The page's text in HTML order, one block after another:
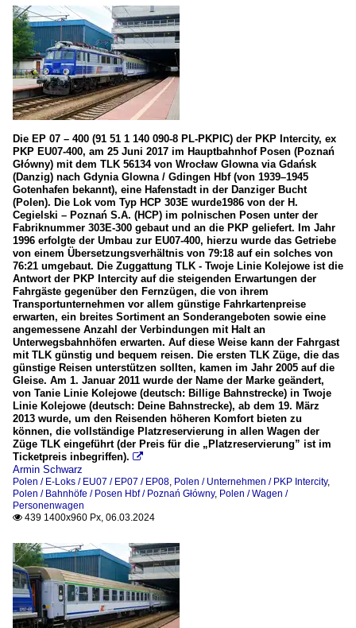
Die EP 07 – 400 (91 51 1 140 090-8 PL-PKPIC) der PKP Intercity, ex
PKP EU07-400, am 25 Juni 2017 im Hauptbahnhof Posen (Poznań
Główny) mit dem TLK 56134 von Wrocław Glowna via Gdańsk
(Danzig) nach Gdynia Glowna / Gdingen Hbf (von 1939–1945
Gotenhafen bekannt), eine Hafenstadt in der Danziger Bucht
(Polen). Die Lok vom Typ HCP 303E wurde1986 von der H.
Cegielski – Poznań S.A. (HCP) im polnischen Posen unter der
Fabriknummer 303E-300 gebaut und an die PKP geliefert. Im Jahr
1996 erfolgte der Umbau zur EU07-400, hierzu wurde das Getriebe
von einem Übersetzungsverhältnis von 79:18 auf ein solches von
76:21 umgebaut. Die Zuggattung TLK - Twoje Linie Kolejowe ist die
Antwort der PKP Intercity auf die steigenden Erwartungen der
Fahrgäste gegenüber den Fernzügen, die von ihrem
Transportunternehmen vor allem günstige Fahrkartenpreise
erwarten, ein breites Sortiment an Sonderangeboten sowie eine
angemessene Anzahl der Verbindungen mit Halt an
Unterwegsbahnhöfen erwarten. Auf diese Weise kann der Fahrgast
mit TLK günstig und bequem reisen. Die ersten TLK Züge, die das
günstige Reisen unterstützen sollten, kamen im Jahr 2005 auf die
Gleise. Am 1. Januar 2011 wurde der Name der Marke geändert,
von Tanie Linie Kolejowe (deutsch: Billige Bahnstrecke) in Twoje
Linie Kolejowe (deutsch: Deine Bahnstrecke), ab dem 19. März
2013 wurde, um den Reisenden höheren Komfort bieten zu
können, die vollständige Platzreservierung in allen Wagen der
Züge TLK eingeführt (der Preis für die „Platzreservierung” ist im
Ticketpreis inbegriffen). 
Armin Schwarz
Polen / E-Loks / EU07 / EP07 / EP08, Polen / Unternehmen / PKP Intercity,
Polen / Bahnhöfe / Posen Hbf / Poznań Główny, Polen / Wagen /
Personenwagen
 439 1400x960 Px, 06.03.2024